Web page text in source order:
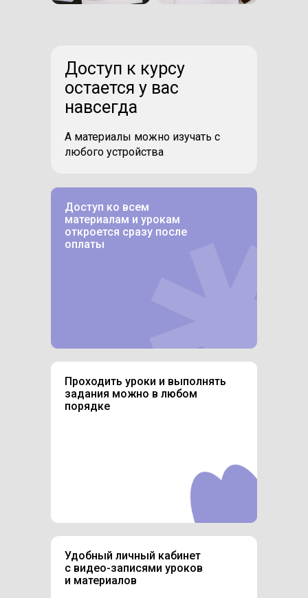
Доступ к курсу
остается у вас
навсегда
А материалы можно изучать с
любого устройства
Проходить уроки и выполнять
задания можно в любом
порядке
Доступ ко всем
материалам и урокам
откроется сразу после
оплаты
Удобный личный кабинет
с видео-записями уроков
и материалов